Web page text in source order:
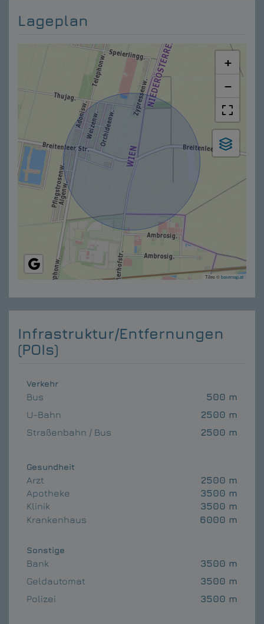
Lageplan
+
−
Tiles ©basemap.at
Infrastruktur/Entfernungen
(POIs)
Verkehr
Bus
500 m
U-Bahn
2500 m
Straßenbahn / Bus
2500 m
Gesundheit
Arzt
2500 m
Apotheke
3500 m
Klinik
3500 m
Krankenhaus
6000 m
Sonstige
Bank
3500 m
Geldautomat
3500 m
Polizei
3500 m